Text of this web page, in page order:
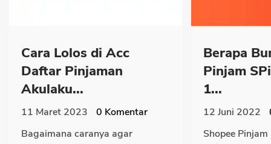
Cara Lolos di Acc
Daftar Pinjaman
Akulaku...
11 Maret 2023 0 Komentar
Bagaimana caranya agar
Berapa
Pinjam
1...
12 Juni 2022
Shopee